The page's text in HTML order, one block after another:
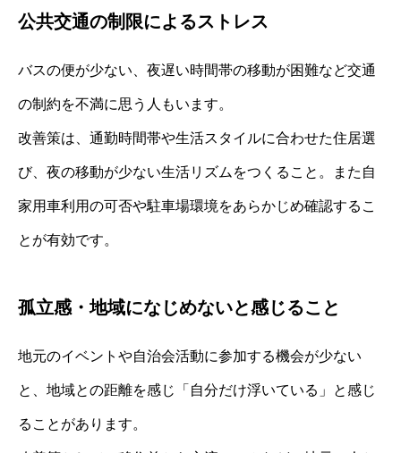
公共交通の制限によるストレス
バスの便が少ない、夜遅い時間帯の移動が困難など交通
の制約を不満に思う人もいます。
改善策は、通勤時間帯や生活スタイルに合わせた住居選
び、夜の移動が少ない生活リズムをつくること。また自
家用車利用の可否や駐車場環境をあらかじめ確認するこ
とが有効です。
孤立感・地域になじめないと感じること
地元のイベントや自治会活動に参加する機会が少ない
と、地域との距離を感じ「自分だけ浮いている」と感じ
ることがあります。